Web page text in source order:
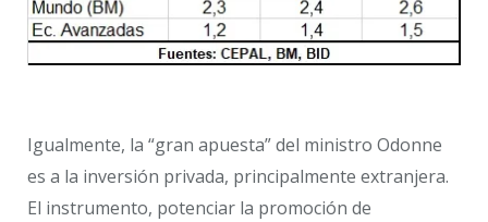
Igualmente, la “gran apuesta” del ministro Odonne
es a la inversión privada, principalmente extranjera.
El instrumento, potenciar la promoción de